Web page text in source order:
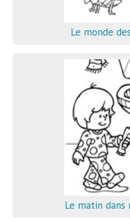
Le monde
Le matin dans